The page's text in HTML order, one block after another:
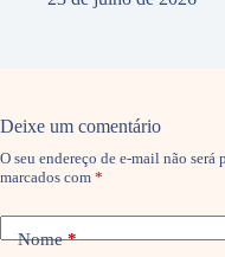
Deixe um comentário
O seu endereço de e-mail não será
marcados com *
Nome*